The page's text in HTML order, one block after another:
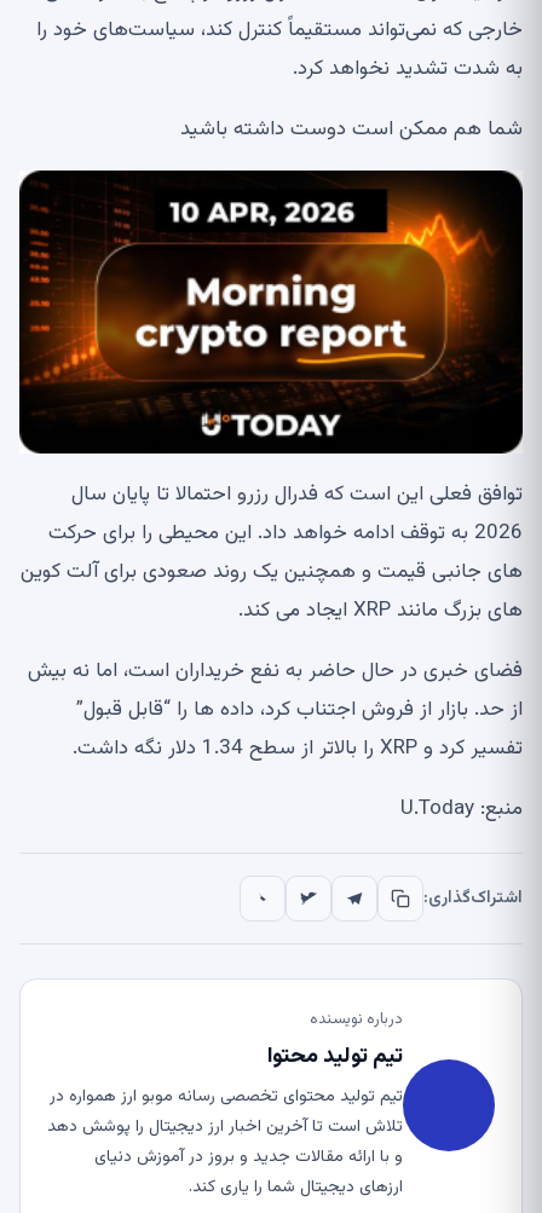
خارجی که نمی‌تواند مستقیماً کنترل کند، سیاست‌های خود را
به شدت تشدید نخواهد کرد.
شما هم ممکن است دوست داشته باشید
توافق فعلی این است که فدرال رزرو احتمالا تا پایان سال
2026 به توقف ادامه خواهد داد. این محیطی را برای حرکت
های جانبی قیمت و همچنین یک روند صعودی برای آلت کوین
های بزرگ مانند XRP ایجاد می کند.
فضای خبری در حال حاضر به نفع خریداران است، اما نه بیش
از حد. بازار از فروش اجتناب کرد، داده ها را “قابل قبول”
تفسیر کرد و XRP را بالاتر از سطح 1.34 دلار نگه داشت.
منبع: U.Today
اشتراک‌گذاری:
درباره نویسنده
تیم تولید محتوا
تیم تولید محتوای تخصصی رسانه موبو ارز همواره در
تلاش است تا آخرین اخبار ارز دیجیتال را پوشش دهد
و با ارائه مقالات جدید و بروز در آموزش دنیای
ارزهای دیجیتال شما را یاری کند.